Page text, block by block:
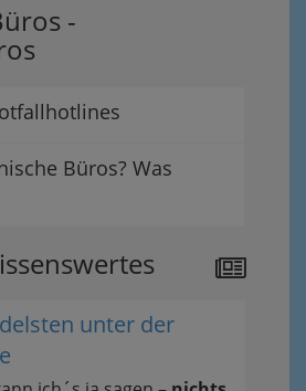
-
Büros? Was
unter der